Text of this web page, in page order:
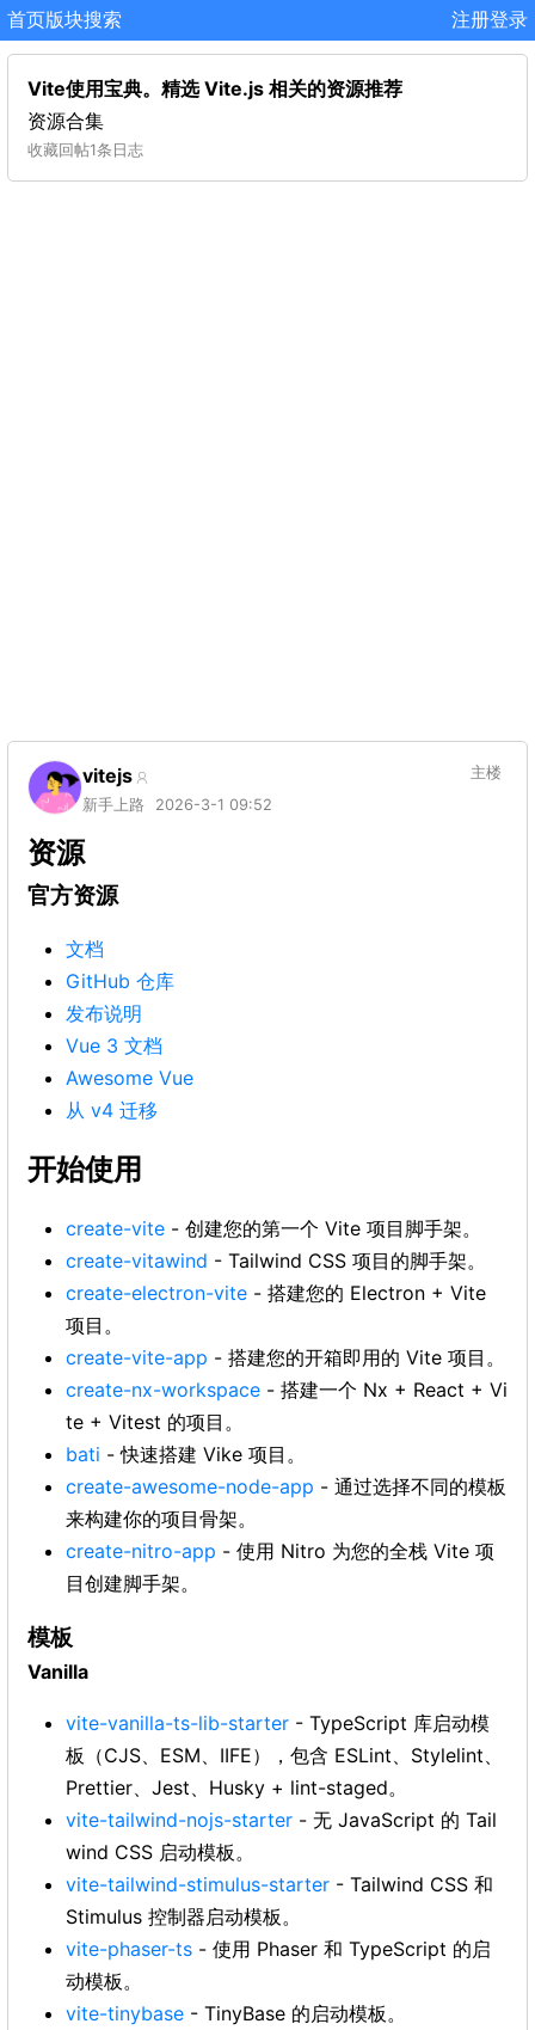
首页版块搜索 注册登录
Vite使用宝典。精选 Vite.js 相关的资源推荐
资源合集
收藏回帖1条日志
vitejs
新手上路 2026-3-1 09:52
主楼
资源
官方资源
文档
GitHub 仓库
发布说明
Vue 3 文档
Awesome Vue
从 v4 迁移
开始使用
create-vite - 创建您的第一个 Vite 项目脚手架。
create-vitawind - Tailwind CSS 项目的脚手架。
create-electron-vite - 搭建您的 Electron + Vite
项目。
create-vite-app - 搭建您的开箱即用的 Vite 项目。
create-nx-workspace - 搭建一个 Nx + React + Vi
te + Vitest 的项目。
bati - 快速搭建 Vike 项目。
create-awesome-node-app - 通过选择不同的模板
来构建你的项目骨架。
create-nitro-app - 使用 Nitro 为您的全栈 Vite 项
目创建脚手架。
模板
Vanilla
vite-vanilla-ts-lib-starter - TypeScript 库启动模
板（CJS、ESM、IIFE），包含 ESLint、Stylelint、
Prettier、Jest、Husky + lint-staged。
vite-tailwind-nojs-starter - 无 JavaScript 的 Tail
wind CSS 启动模板。
vite-tailwind-stimulus-starter - Tailwind CSS 和
Stimulus 控制器启动模板。
vite-phaser-ts - 使用 Phaser 和 TypeScript 的启
动模板。
vite-tinybase - TinyBase 的启动模板。